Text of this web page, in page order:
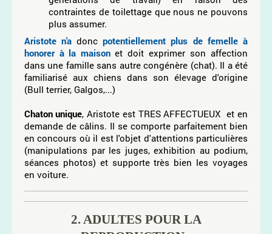
contraintes de toilettage que nous ne pouvons
plus assumer.
Aristote n'a donc potentiellement plus de femelle à
honorer à la maison et doit exprimer son affection
dans une famille sans autre congénère (chat). Il a été
familiarisé aux chiens dans son élevage d'origine
(Bull terrier, Galgos,...)
Chaton unique, Aristote est TRES AFFECTUEUX et en
demande de câlins. Il se comporte parfaitement bien
en concours où il est l'objet d'attentions particulières
(manipulations par les juges, exhibition au podium,
séances photos) et supporte très bien les voyages
en voiture.
2. ADULTES POUR LA